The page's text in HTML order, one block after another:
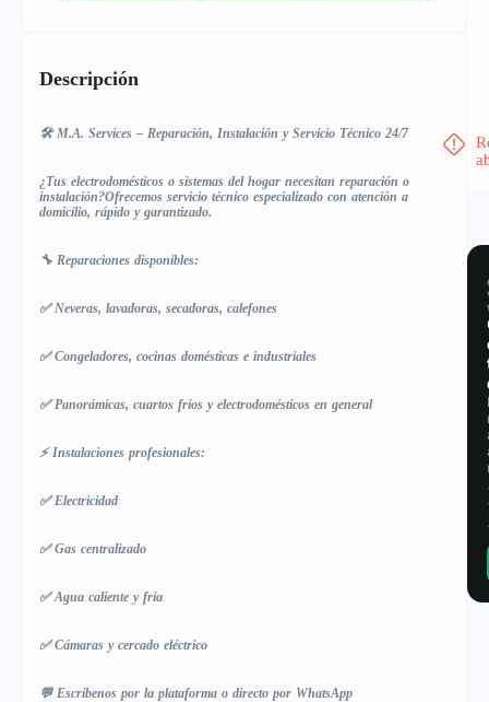
Descripción
🛠️ M.A. Services – Reparación, Instalación y Servicio Técnico 24/7
¿Tus electrodomésticos o sistemas del hogar necesitan reparación o
instalación?Ofrecemos servicio técnico especializado con atención a
domicilio, rápido y garantizado.
🔧 Reparaciones disponibles:
✅ Neveras, lavadoras, secadoras, calefones
✅ Congeladores, cocinas domésticas e industriales
✅ Panorámicas, cuartos fríos y electrodomésticos en general
⚡ Instalaciones profesionales:
✅ Electricidad
✅ Gas centralizado
✅ Agua caliente y fría
✅ Cámaras y cercado eléctrico
💬 Escríbenos por la plataforma o directo por WhatsApp